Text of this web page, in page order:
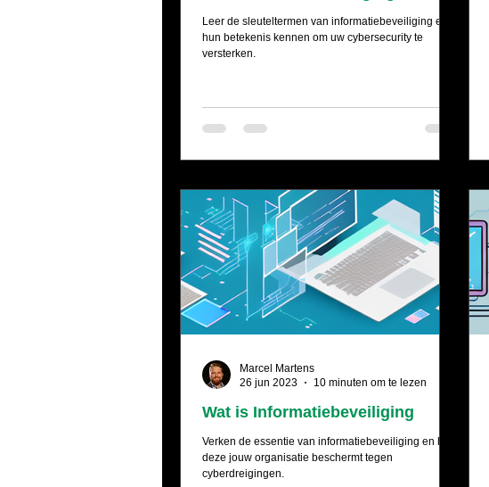
Leer de sleuteltermen van informatiebeveiliging en
hun betekenis kennen om uw cybersecurity te
versterken.
Wat is Informatiebeveiliging
Verken de essentie van informatiebeveiliging en hoe
deze jouw organisatie beschermt tegen
cyberdreigingen.
Marcel Martens
26 jun 2023
10 minuten om te lezen